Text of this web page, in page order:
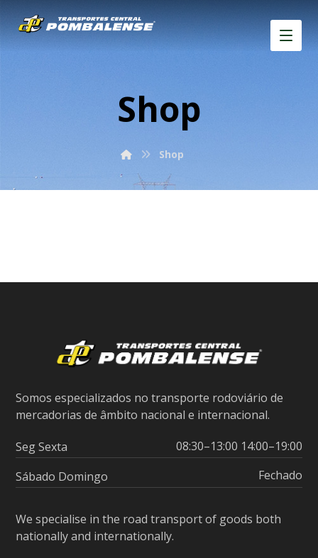
Shop
Shop
Somos especializados no transporte rodoviário de
mercadorias de âmbito nacional e internacional.
Seg Sexta
08:30–13:00 14:00–19:00
Sábado Domingo
Fechado
We specialise in the road transport of goods both
nationally and internationally.